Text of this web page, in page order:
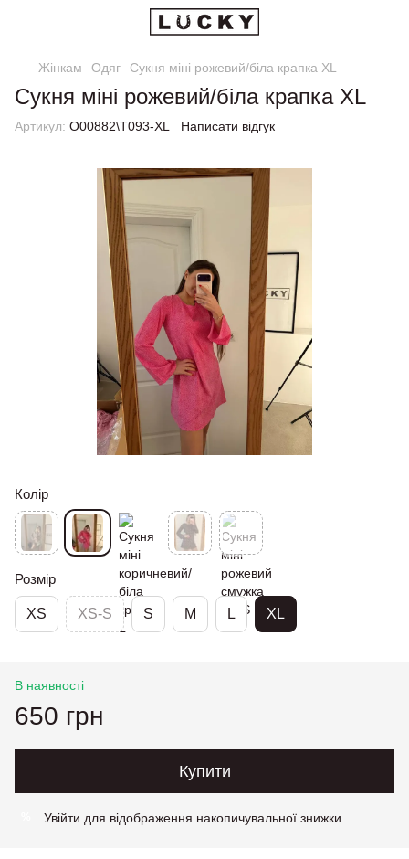
Жінкам Одяг Сукня міні рожевий/біла крапка XL
Сукня міні рожевий/біла крапка XL
Артикул: О00882\Т093-XL Написати відгук
Колір
Розмір
XS XS-S S M L XL
В наявності
650 грн
Купити
Увійти для відображення накопичувальної знижки